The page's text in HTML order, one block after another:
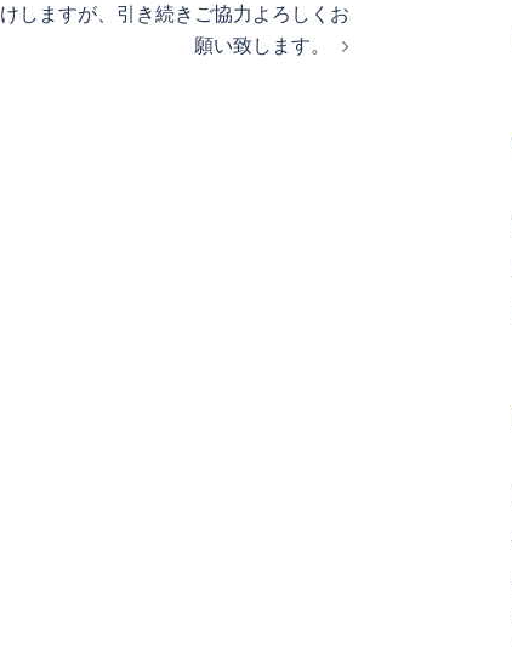
けしますが、引き続きご協力よろしくお
願い致します。